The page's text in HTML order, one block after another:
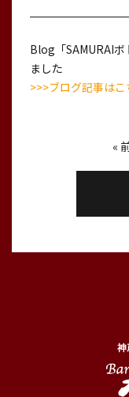
Blog「SAMURAIボ
ました
>>>ブログ記事はこ
«
神